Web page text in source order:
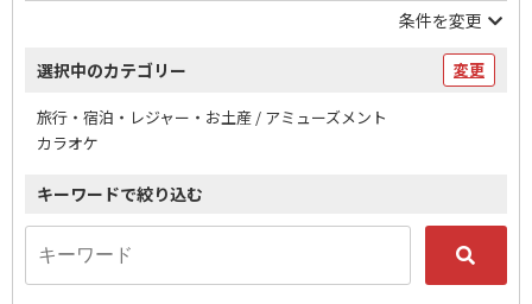
条件を変更
選択中のカテゴリー 変更
旅行・宿泊・レジャー・お土産 / アミューズメント
カラオケ
キーワードで絞り込む